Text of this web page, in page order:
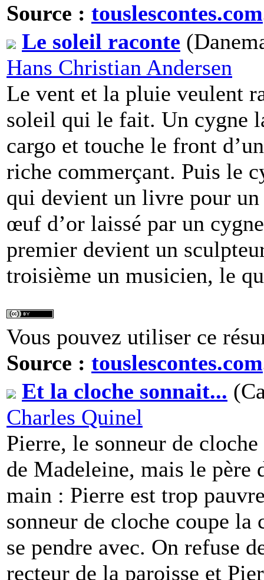
Source : touslescontes.com
Le soleil raconte
Hans Christian Andersen
Le vent et la pluie veulent
soleil qui le fait. Un cygne
cargo et touche le front
riche commerçant. Puis le
qui devient un livre pour un
œuf d’or laissé par un
premier devient un
troisième un musicien, le
Vous pouvez utiliser ce
Source : touslescontes.com
Et la cloche sonnait...
Charles Quinel
Pierre, le sonneur de
de Madeleine, mais le père
main : Pierre est trop
sonneur de cloche coupe
se pendre avec. On refuse
recteur de la paroisse et